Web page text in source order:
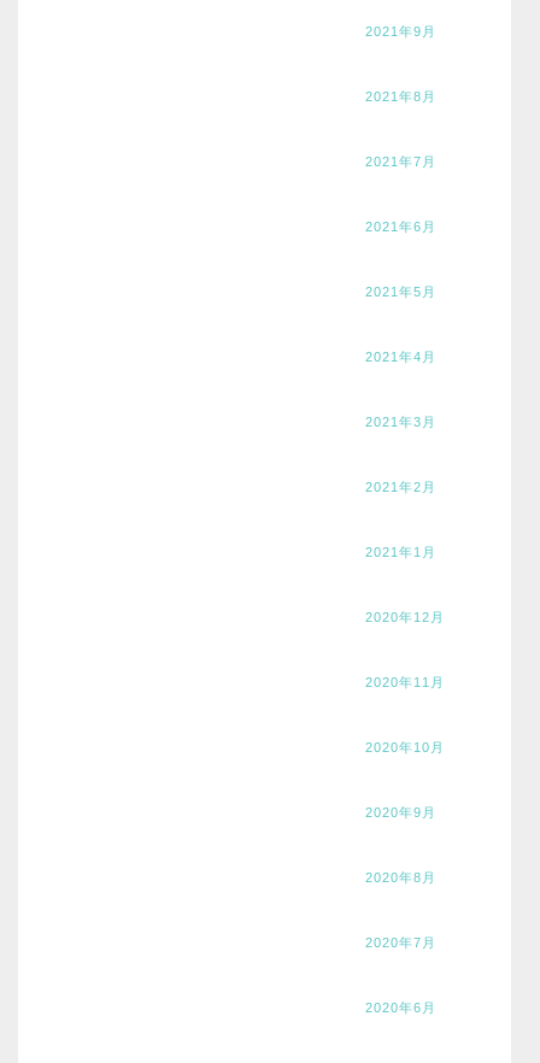
2021年9月
2021年8月
2021年7月
2021年6月
2021年5月
2021年4月
2021年3月
2021年2月
2021年1月
2020年12月
2020年11月
2020年10月
2020年9月
2020年8月
2020年7月
2020年6月